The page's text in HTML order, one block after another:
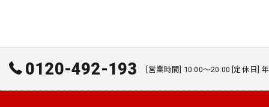
0120-492-193 [営業時間] 10:00～20:00 [定休日]